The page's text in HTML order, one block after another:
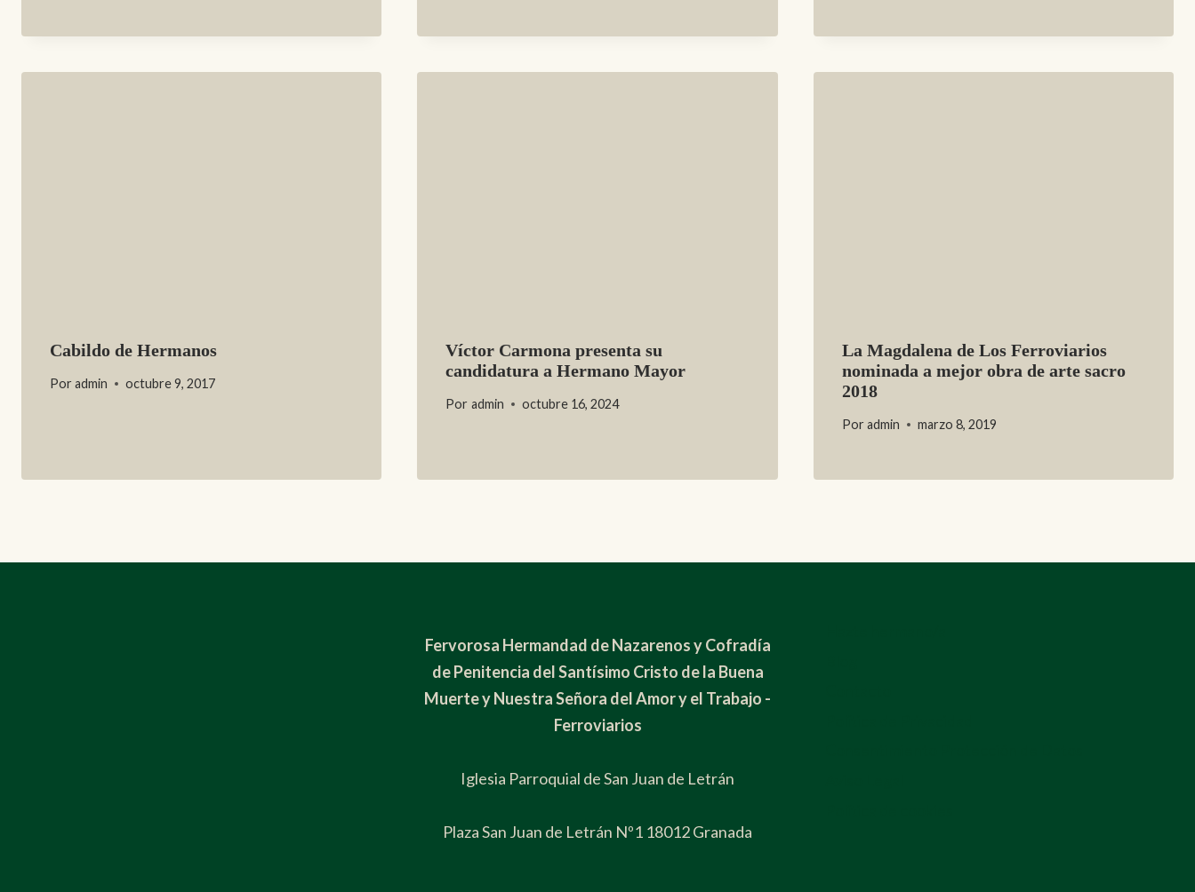
Cabildo de Hermanos
Por admin octubre 9, 2017
Víctor Carmona presenta su
candidatura a Hermano Mayor
Por admin octubre 16, 2024
La Magdalena de Los Ferroviarios
nominada a mejor obra de arte sacro
2018
Por admin marzo 8, 2019
Fervorosa Hermandad de Nazarenos y Cofradía
de Penitencia del Santísimo Cristo de la Buena
Muerte y Nuestra Señora del Amor y el Trabajo -
Ferroviarios
Iglesia Parroquial de San Juan de Letrán
Plaza San Juan de Letrán Nº1 18012 Granada